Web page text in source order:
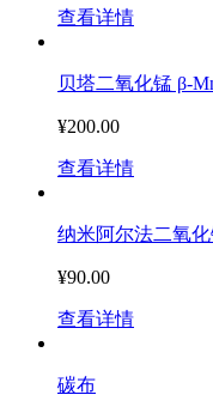
查看详情
贝塔二氧化锰 β-
¥200.00
查看详情
纳米阿尔法二氧
¥90.00
查看详情
碳布